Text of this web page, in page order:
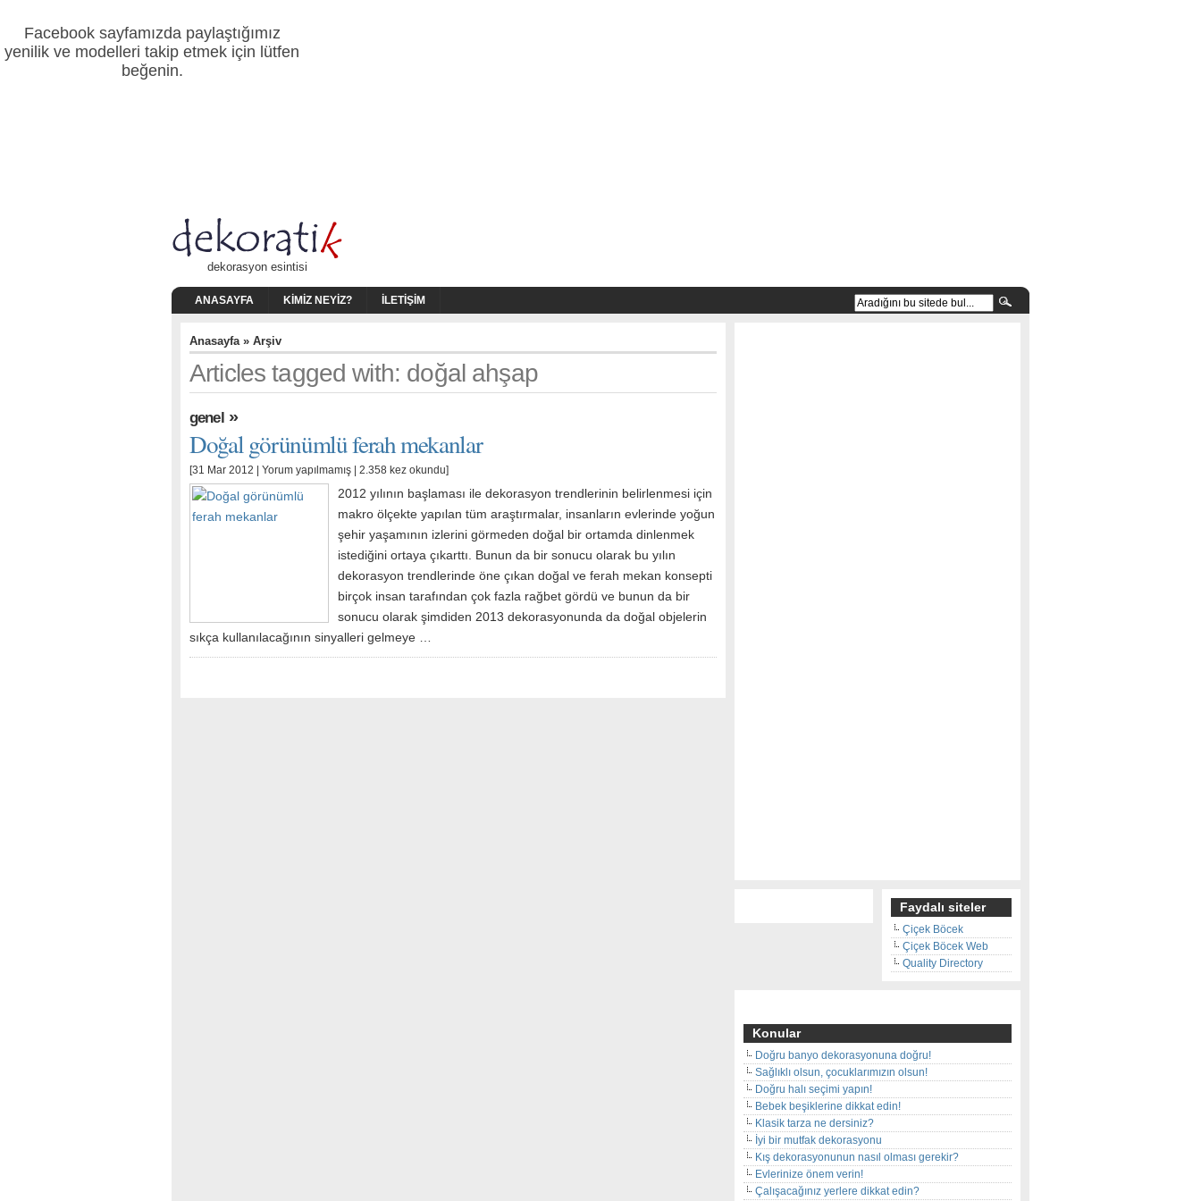
Facebook sayfamızda paylaştığımız
yenilik ve modelleri takip etmek için lütfen
beğenin.
dekorasyon esintisi
ANASAYFA KIMIZ NEYIZ? İLETIŞIM
Anasayfa» Arşiv
Articles tagged with: doğal ahşap
genel»
Doğal görünümlü ferah mekanlar
[31 Mar 2012 | Yorum yapılmamış | 2.358 kez okundu]
2012 yılının başlaması ile dekorasyon trendlerinin belirlenmesi için
makro ölçekte yapılan tüm araştırmalar, insanların evlerinde yoğun
şehir yaşamının izlerini görmeden doğal bir ortamda dinlenmek
istediğini ortaya çıkarttı. Bunun da bir sonucu olarak bu yılın
dekorasyon trendlerinde öne çıkan doğal ve ferah mekan konsepti
birçok insan tarafından çok fazla rağbet gördü ve bunun da bir
sonucu olarak şimdiden 2013 dekorasyonunda da doğal objelerin
sıkça kullanılacağının sinyalleri gelmeye …
Faydalı siteler
Çiçek Böcek
Çiçek Böcek Web
Quality Directory
Konular
Doğru banyo dekorasyonuna doğru!
Sağlıklı olsun, çocuklarımızın olsun!
Doğru halı seçimi yapın!
Bebek beşiklerine dikkat edin!
Klasik tarza ne dersiniz?
İyi bir mutfak dekorasyonu
Kış dekorasyonunun nasıl olması gerekir?
Evlerinize önem verin!
Çalışacağınız yerlere dikkat edin?